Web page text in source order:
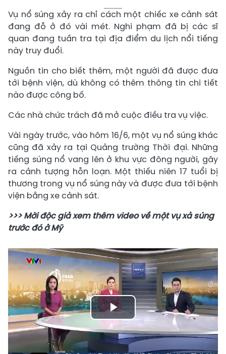
Vụ nổ súng xảy ra chỉ cách một chiếc xe cảnh sát
đang đỗ ở đó vài mét. Nghi phạm đã bị các sĩ
quan đang tuần tra tại địa điểm du lịch nổi tiếng
này truy đuổi.
Nguồn tin cho biết thêm, một người đã được đưa
tới bệnh viện, dù không có thêm thông tin chi tiết
nào được công bố.
Các nhà chức trách đã mở cuộc điều tra vụ việc.
Vài ngày trước, vào hôm 16/6, một vụ nổ súng khác
cũng đã xảy ra tại Quảng trường Thời đại. Những
tiếng súng nổ vang lên ở khu vực đông người, gây
ra cảnh tượng hỗn loạn. Một thiếu niên 17 tuổi bị
thương trong vụ nổ súng này và được đưa tới bệnh
viện bằng xe cảnh sát.
>>> Mời độc giả xem thêm video về một vụ xả súng
trước đó ở Mỹ
Play
Video